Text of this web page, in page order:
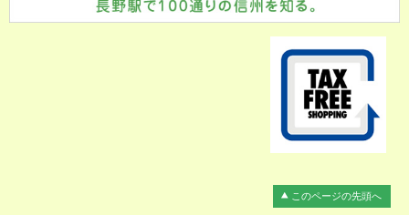
このページの先頭へ